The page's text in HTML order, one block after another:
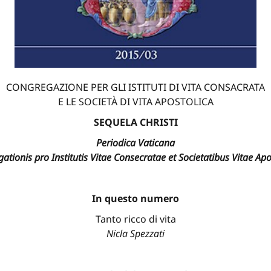
CONGREGAZIONE PER GLI ISTITUTI DI VITA CONSACRATA
E LE SOCIETÀ DI VITA APOSTOLICA
SEQUELA CHRISTI
Periodica Vaticana
pro Institutis Vitae Consecratae et Societatibus Vitae
In questo numero
Tanto ricco di vita
Nicla Spezzati